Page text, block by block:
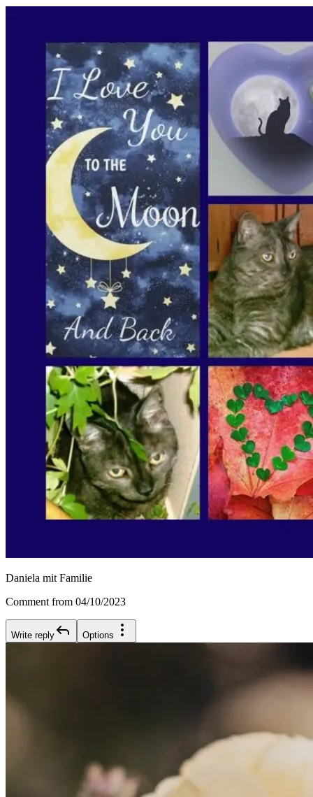
Daniela mit Familie
Comment from 04/10/2023
Write reply Options